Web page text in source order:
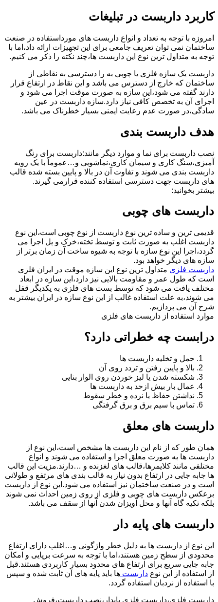
کاربرد داربست در تبلیغات
امروزه با توجه به تعداد و انواع داربست های مورداستفاده در صنعت
ساختمان نمی توان تعریف جامعی برای این تجهیزات ارائه داد،اما با
توجه به متداول ترین نوع این داربست ها،چند نکته را ذکر می کنیم.
داربست یک سازه فلزی یا چوبی به را دسترسی به نقاطی از
ساختمان که خارج از دسترس می باشد و این نقاط در ارتفاع قرار
دارند گفته می شود،این سازه به صورت موقت اجرا می شود و
اجرای آن به تخصص کافی نیاز دارد.سازه داربست در عین
سادگی،در صورت عدم رعایت ایمنی بسیار خطرناک می باشد.
هدف داربست بندی
نصب داربست برای نما و موارد دیگر مانند:داربست برای رنگ
آمیزی،سنگ کاری و سیمان کاری،نماشویی و…عموماً با یک رویه
داربست بندی می شوند و تفاوت آن در بالا و پایین بسته شده قالب
های داربست جهت دسترسی استفاده کننده قرارمی گیرند.
بیشتر بخوانید:
داربست های چوبی
قدیمی ترین و ساده ترین نوع داربست از نوع چوبی است،این نوع
داربست اغلب به صورت ثابت و توسط تخته،خرک و پل اجرا می
گردد،اجرا این نوع سازه با توجه به شیوه ساخت آن زمان برتر از
سازه های دیگر خواهد بود.
داربست فلزی متداول ترین نوع این سازه موقت در ایران فلزی
است که طول عمر و مقاومت بالایی نیز دارد،این سازه در ابعاد
مختلف یافت می شود که توسط بست های فلزی به یکدیگر قفل
می شوند،به علت استفاده غالب از این نوع سازه در ایران بیشتر به
شرح آن می پردازیم.
موارد استفاده از داربست های فلزی
درابست چه خطراتی دارد؟
حمل و تخلیه داربست ها
بالا و پایین رفتن و تردد روی آن
شکسته شدن یا لیز خوردن روی الوار بنایی
عمال بار بیش ازحد به داربست ها
نداشتن حفاظ یا نرده و خطر سقوط
تماس با سیم برق و برق گرفتگی
داربست های معلق
همان طور که از نام این داربست ها مشخص است،این نوع از
داربست ها به صورت معلق اجرا و استفاده می شوند و انواع
مختلفی مانند کلایمرها،قالب های لغزنده و …دارند.مزیت این قالب
ها جابه جایی در ارتفاع بدون نیاز به قالب بندی های مرتفع و طولانی
است و در صنعت ساختمان نیز استفاده می شود.این نوع از داربست
برعکس داربست های چوبی و فلزی از روی زمین احداث نمی شوند
بلکه تکیه گاه آنها و محل آویزان شدن آنها از سقف می باشد.
داربست های پایه دار
این نوع از داربست ها به دلیل خطر واژگونی و…اغلب دارای ارتفاع
محدودی از سطح زمین هستند،اما با توجه به سرعت برپایی و امکان
جابه جایی سریع برای ارتفاع های محدود بسیار کاربردی هستند.قبل
از استفاده از این نوع داربست ها باید پایه های آن ثابت شده و سپس
با استفاده از نردبان استفاده گردد.
داربست فلزی،داربست فلزی پایدار،نصب داربست،فروش